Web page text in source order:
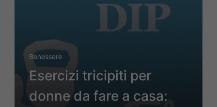
Benessere
Esercizi tricipiti per
donne da fare a casa: